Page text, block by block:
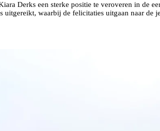
Derks een sterke positie te veroveren in de
waarbij de felicitaties uitgaan naar de